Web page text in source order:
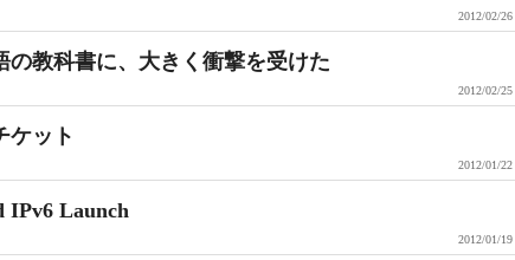
2012/02/26
の教科書に、大きく衝撃を受けた
2012/02/25
ケット
2012/01/22
IPv6 Launch
2012/01/19